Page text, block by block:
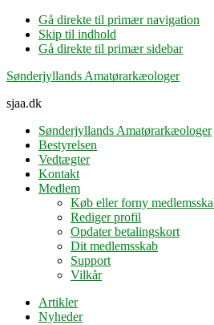
Gå direkte til primær navigation
Skip til indhold
Gå direkte til primær sidebar
Sønderjyllands Amatørarkæologer
sjaa.dk
Sønderjyllands Amatørarkæologer
Bestyrelsen
Vedtægter
Kontakt
Medlem
Køb eller forny
Rediger profil
Opdater betalingskort
Dit medlemsskab
Support
Vilkår
Artikler
Nyheder